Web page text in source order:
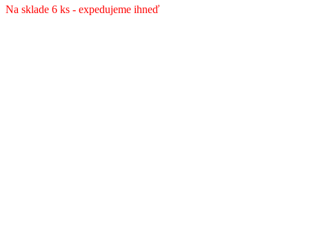
43.90 €.
32.90 €.
Na sklade 6 ks - expedujeme ihneď